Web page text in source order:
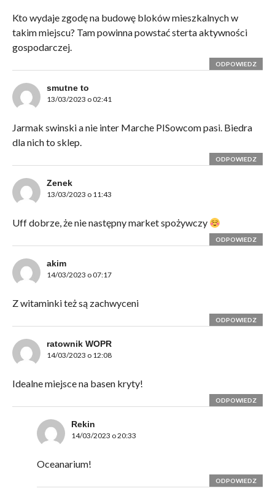
Kto wydaje zgodę na budowę bloków mieszkalnych w
takim miejscu? Tam powinna powstać sterta aktywności
gospodarczej.
ODPOWIEDZ
smutne to
13/03/2023 o 02:41
Jarmak swinski a nie inter Marche PISowcom pasi. Biedra
dla nich to sklep.
ODPOWIEDZ
Zenek
13/03/2023 o 11:43
Uff dobrze, że nie następny market spożywczy
ODPOWIEDZ
akim
14/03/2023 o 07:17
Z witaminki też są zachwyceni
ODPOWIEDZ
ratownik WOPR
14/03/2023 o 12:08
Idealne miejsce na basen kryty!
ODPOWIEDZ
Rekin
14/03/2023 o 20:33
Oceanarium!
ODPOWIEDZ